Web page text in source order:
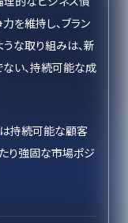
を維持し、ブラン
うな取り組みは、新
い、持続可能な成
持続可能な顧客
り強固な市場ポジ